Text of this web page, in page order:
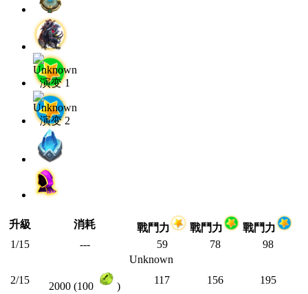
升級 消耗 戰鬥力 戰鬥力
戰鬥力
1/15
--- 59 78
98
Unknown
2/15
2000 (100 )
117 156
195